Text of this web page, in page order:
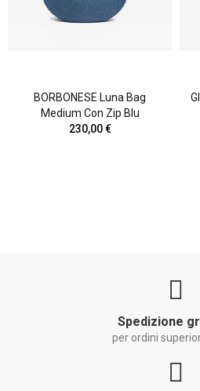
BORBONESE Luna Bag
Medium Con Zip Blu
230,00 €
Spedizione
per ordini